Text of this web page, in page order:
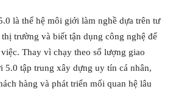
là thế hệ môi giới làm nghề dựa trên tư
trường và biết tận dụng công nghệ để
Thay vì chạy theo số lượng giao
5.0 tập trung xây dựng uy tín cá nhân,
hàng và phát triển mối quan hệ lâu